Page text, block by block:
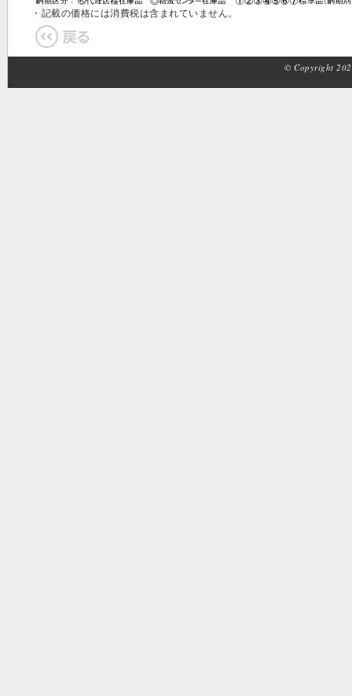
・記載の価格には消費税は含まれていません。
© Copyright